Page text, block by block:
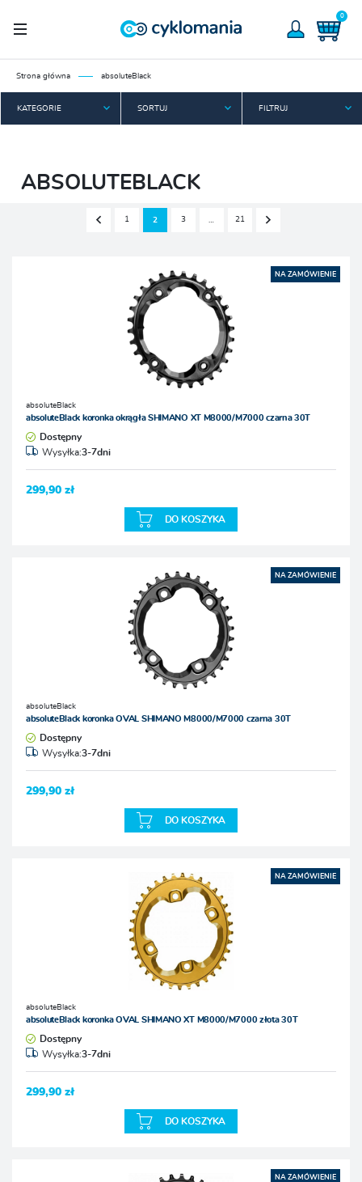
0
Strona główna absoluteBlack
KATEGORIE SORTUJ FILTRUJ
ABSOLUTEBLACK
1 2 3 21
NA ZAMÓWIENIE
absoluteBlack
absoluteBlack koronka okrągła SHIMANO XT M8000/M7000 czarna 30T
Dostępny
Wysyłka:3-7dni
299,90 zł
DO KOSZYKA
NA ZAMÓWIENIE
absoluteBlack
absoluteBlack koronka OVAL SHIMANO M8000/M7000 czarna 30T
Dostępny
Wysyłka:3-7dni
299,90 zł
DO KOSZYKA
NA ZAMÓWIENIE
absoluteBlack
absoluteBlack koronka OVAL SHIMANO XT M8000/M7000 złota 30T
Dostępny
Wysyłka:3-7dni
299,90 zł
DO KOSZYKA
NA ZAMÓWIENIE